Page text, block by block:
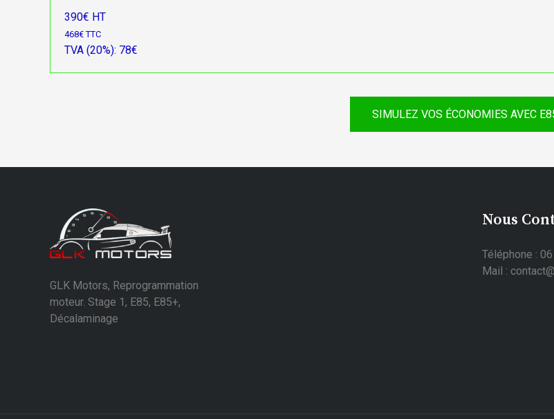
390€ HT
468€ TTC
TVA (20%): 78€
SIMULEZ VOS ÉCONOMIES AVEC
GLK Motors, Reprogrammation
moteur. Stage 1, E85, E85+,
Décalaminage
Nous
Téléphone :
Mail :